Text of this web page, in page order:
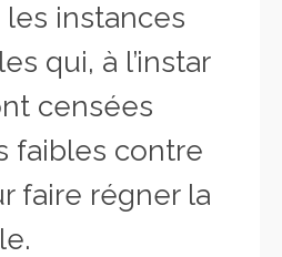
instances
qui, à l’instar
censées
faibles contre
faire régner la